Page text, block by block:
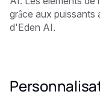
grâce aux puissants
d'Eden AI.